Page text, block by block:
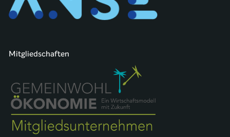
Mitgliedschaften